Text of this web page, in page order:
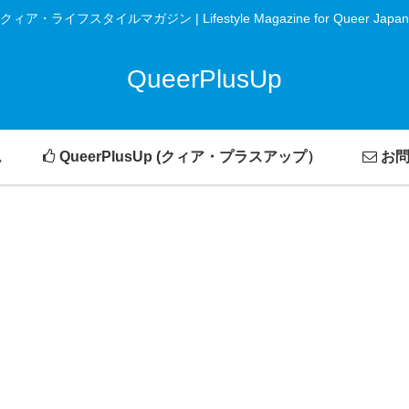
クィア・ライフスタイルマガジン | Lifestyle Magazine for Queer Japan
QueerPlusUp
QueerPlusUp (クィア・プラスアップ） お